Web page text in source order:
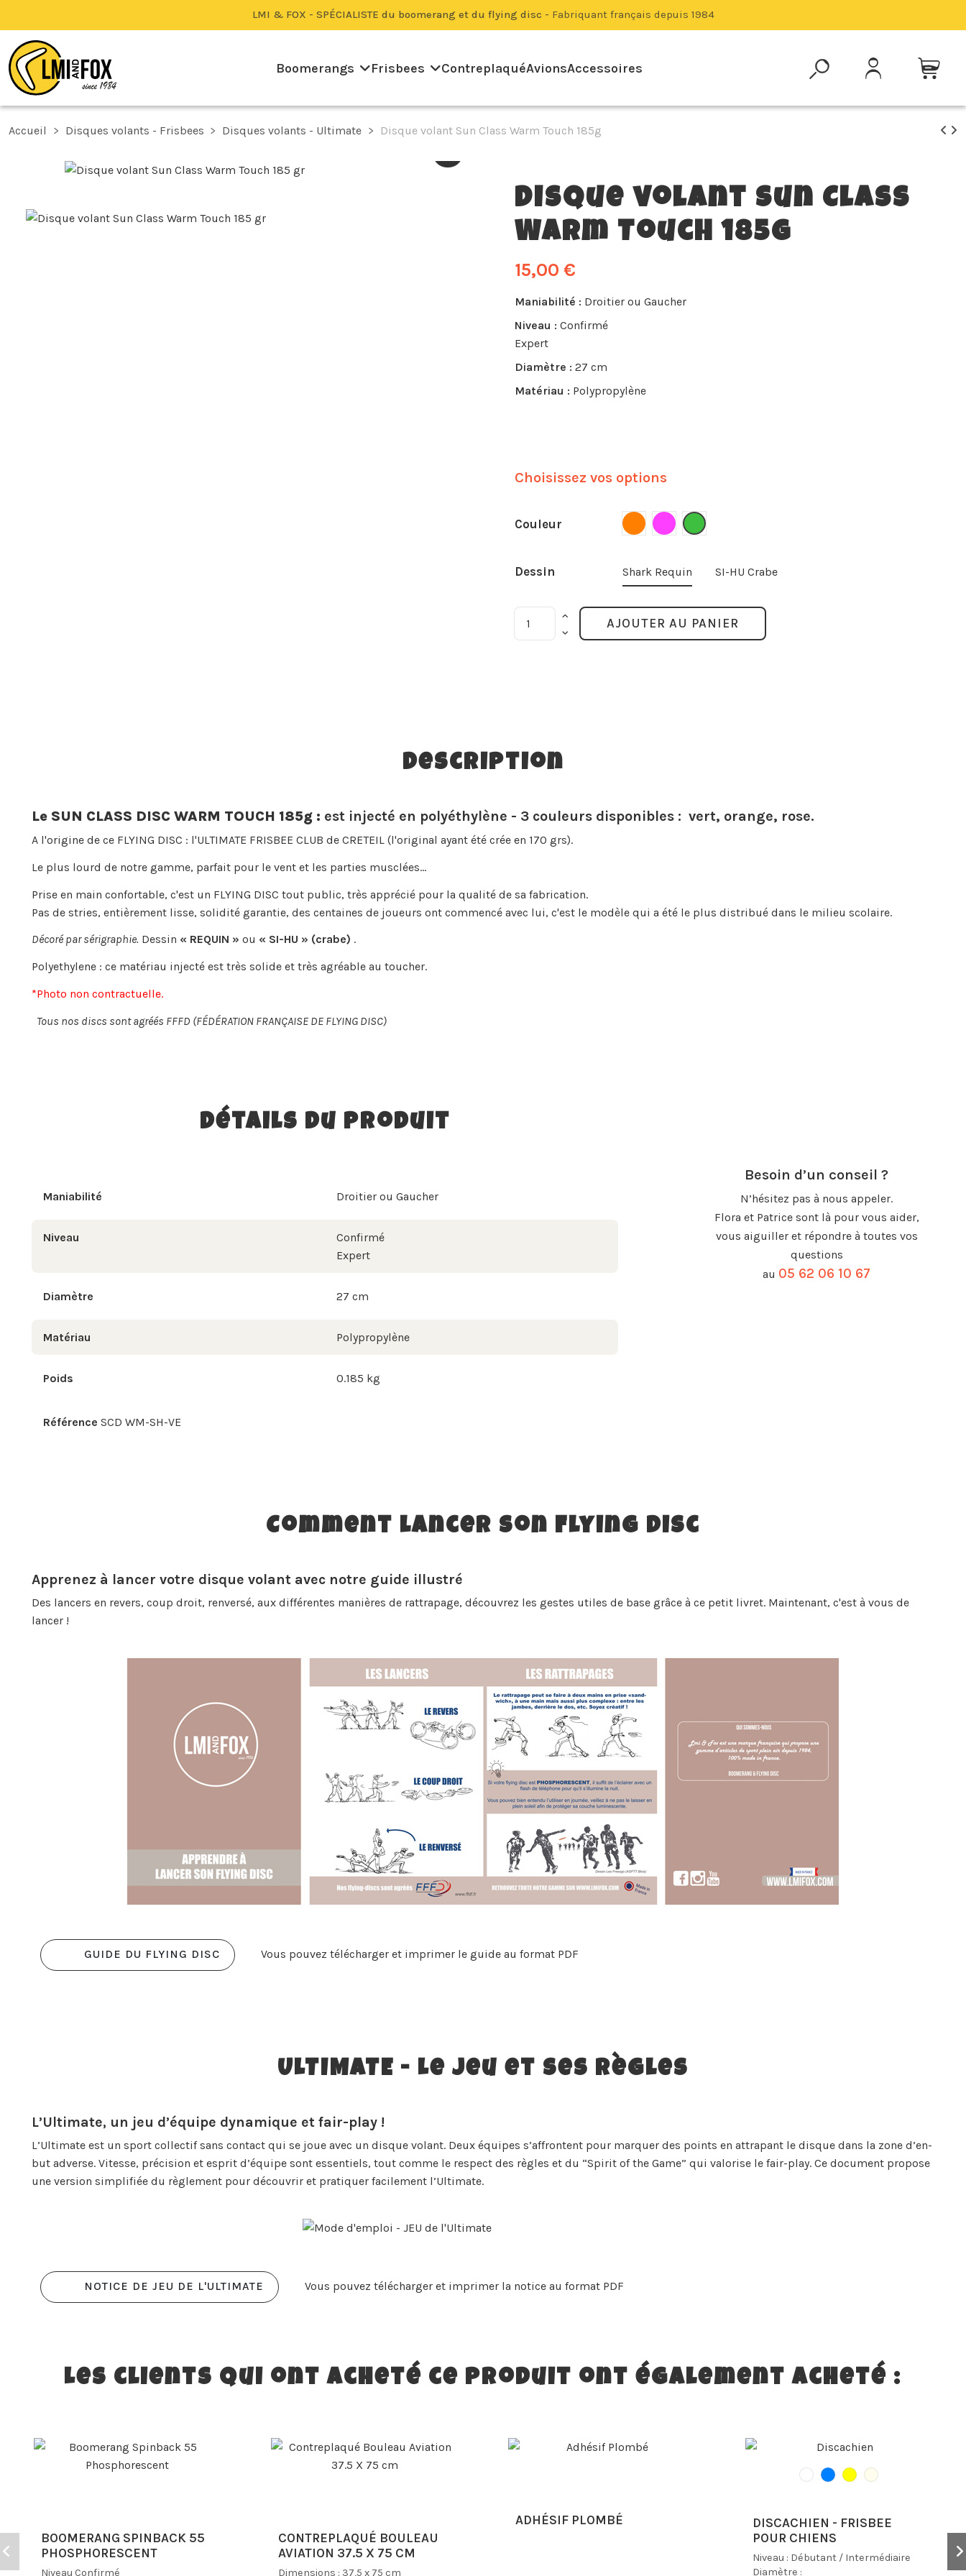
LMI & FOX - SPÉCIALISTE du boomerang et du flying disc - Fabriquant français depuis 1984
Boomerangs Frisbees ContreplaquéAvionsAccessoires
Accueil Disques volants - Frisbees Disques volants - Ultimate Disque volant Sun Class Warm Touch 185g
Disque volant Sun Class
Warm Touch 185g
15,00 €
Maniabilité : Droitier ou Gaucher
Niveau : Confirmé
Expert
Diamètre : 27 cm
Matériau : Polypropylène
Choisissez vos options
Couleur Orange Rose Vert
Dessin Shark Requin SI-HU Crabe
AJOUTER AU PANIER
Description
Le SUN CLASS DISC WARM TOUCH 185g : est injecté en polyéthylène - 3 couleurs disponibles : vert, orange, rose.
A l'origine de ce FLYING DISC : l'ULTIMATE FRISBEE CLUB de CRETEIL (l'original ayant été crée en 170 grs).
Le plus lourd de notre gamme, parfait pour le vent et les parties musclées...
Prise en main confortable, c'est un FLYING DISC tout public, très apprécié pour la qualité de sa fabrication.
Pas de stries, entièrement lisse, solidité garantie, des centaines de joueurs ont commencé avec lui, c'est le modèle qui a été le plus distribué dans le milieu scolaire.
Décoré par sérigraphie. Dessin « REQUIN » ou « SI-HU » (crabe) .
Polyethylene : ce matériau injecté est très solide et très agréable au toucher.
*Photo non contractuelle.
Tous nos discs sont agréés FFFD (FÉDÉRATION FRANÇAISE DE FLYING DISC)
Détails du produit
Maniabilité Droitier ou Gaucher
Niveau
Confirmé
Expert
Diamètre 27 cm
Matériau Polypropylène
Poids 0.185 kg
Référence SCD WM-SH-VE
Besoin d’un conseil ?
N’hésitez pas à nous appeler.
Flora et Patrice sont là pour vous aider,
vous aiguiller et répondre à toutes vos
questions
au 05 62 06 10 67
Comment lancer son Flying Disc
Apprenez à lancer votre disque volant avec notre guide illustré
Des lancers en revers, coup droit, renversé, aux différentes manières de rattrapage, découvrez les gestes utiles de base grâce à ce petit livret. Maintenant, c'est à vous de
lancer !
GUIDE DU FLYING DISC Vous pouvez télécharger et imprimer le guide au format PDF
ULTIMATE - Le jeu et ses règles
L’Ultimate, un jeu d’équipe dynamique et fair-play !
L’Ultimate est un sport collectif sans contact qui se joue avec un disque volant. Deux équipes s’affrontent pour marquer des points en attrapant le disque dans la zone d’en-
but adverse. Vitesse, précision et esprit d’équipe sont essentiels, tout comme le respect des règles et du “Spirit of the Game” qui valorise le fair-play. Ce document propose
une version simplifiée du règlement pour découvrir et pratiquer facilement l’Ultimate.
NOTICE DE JEU DE L'ULTIMATE Vous pouvez télécharger et imprimer la notice au format PDF
Les clients qui ont acheté ce produit ont également acheté :
BOOMERANG SPINBACK 55
PHOSPHORESCENT
Niveau Confirmé
CONTREPLAQUÉ BOULEAU
AVIATION 37.5 X 75 CM
Dimensions : 37,5 x 75 cm
ADHÉSIF PLOMBÉ
DISCACHIEN - FRISBEE
POUR CHIENS
Niveau : Débutant / Intermédiaire
Diamètre :